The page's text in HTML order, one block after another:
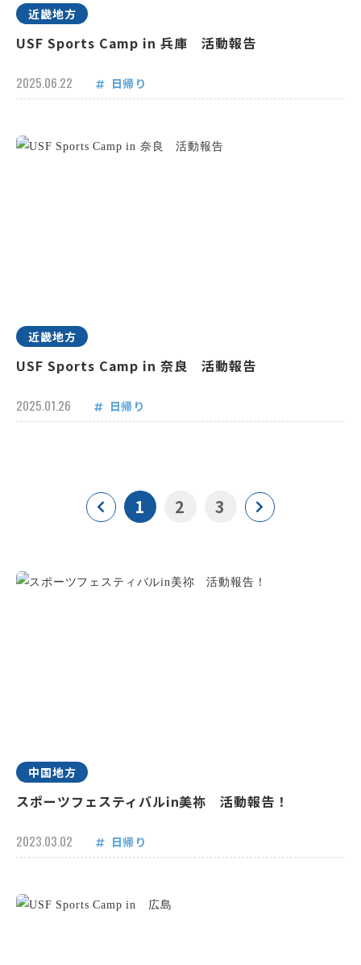
近畿地方
USF Sports Camp in 兵庫 活動報告
2025.06.22 日帰り
近畿地方
USF Sports Camp in 奈良 活動報告
2025.01.26 日帰り
1 2 3
中国地方
スポーツフェスティバルin美祢 活動報告！
2023.03.02 日帰り